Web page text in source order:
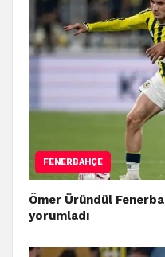
FENERBAHÇE
Ömer Üründül
yorumladı